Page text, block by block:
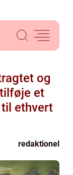
og
et
ethvert
redaktionel